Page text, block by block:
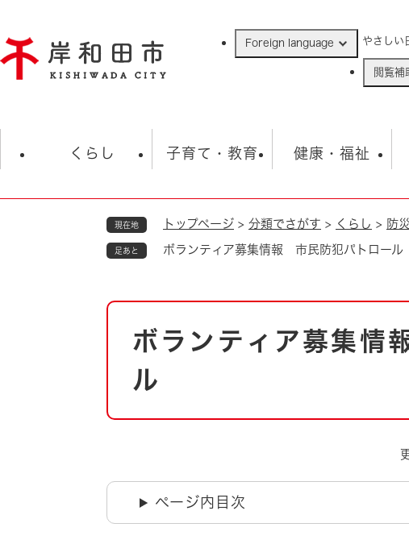
ジ
の
Foreign language やさしい
閲覧補
くらし
住民票・戸籍
ごみ・衛生・動物 救急・消防
防災・防犯 上水道・下水道
自然・環境・公園
引っ越し
道路・河川・交通
子育て・教育
学校 子育て
健康・福祉
福祉・健康・生
観光 市
市
市
現在地 トップページ > 分類でさがす > くらし > 防
足あと ボランティア募集情報 市民防犯パトロール
本
ボランティア募集情
ル
ページ内目次